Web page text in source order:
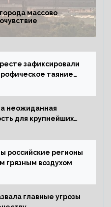
массово
зафиксировали
таяние
неожиданная
для крупнейших
российские регионы
грязным воздухом
главные угрозы